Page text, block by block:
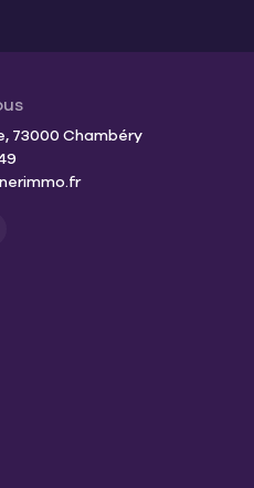
73000 Chambéry